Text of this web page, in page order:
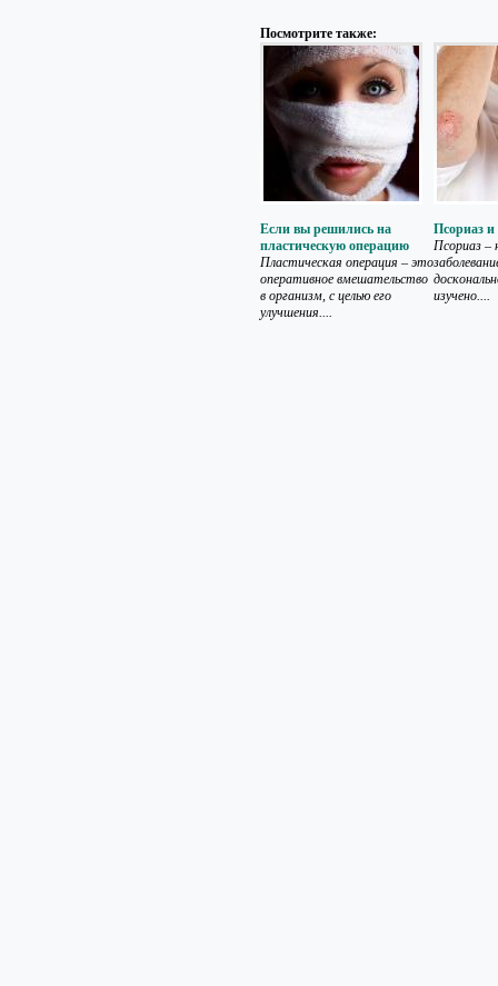
Посмотрите также:
Если вы решились на
пластическую операцию
Пластическая операция – это
оперативное вмешательство
в организм, с целью его
улучшения....
Псориаз и
Псориаз –
изучено....